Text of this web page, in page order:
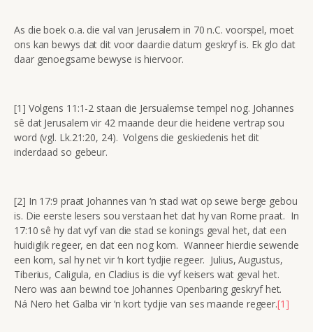
As die boek o.a. die val van Jerusalem in 70 n.C. voorspel, moet
ons kan bewys dat dit voor daardie datum geskryf is. Ek glo dat
daar genoegsame bewyse is hiervoor.
[1] Volgens 11:1-2 staan die Jersualemse tempel nog. Johannes
sê dat Jerusalem vir 42 maande deur die heidene vertrap sou
word (vgl. Lk.21:20, 24). Volgens die geskiedenis het dit
inderdaad so gebeur.
[2] In 17:9 praat Johannes van ‘n stad wat op sewe berge gebou
is. Die eerste lesers sou verstaan het dat hy van Rome praat. In
17:10 sê hy dat vyf van die stad se konings geval het, dat een
huidiglik regeer, en dat een nog kom. Wanneer hierdie sewende
een kom, sal hy net vir ‘n kort tydjie regeer. Julius, Augustus,
Tiberius, Caligula, en Cladius is die vyf keisers wat geval het.
Nero was aan bewind toe Johannes Openbaring geskryf het.
Ná Nero het Galba vir ‘n kort tydjie van ses maande regeer.[1]